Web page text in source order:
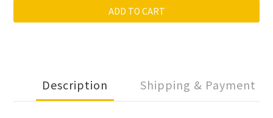
ADD TO CART
Description Shipping & Payment